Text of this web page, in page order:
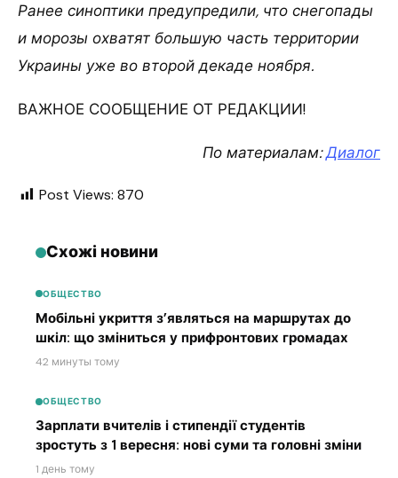
Ранее синоптики предупредили, что снегопады
и морозы охватят большую часть территории
Украины уже во второй декаде ноября.
ВАЖНОЕ СООБЩЕНИЕ ОТ РЕДАКЦИИ!
По материалам:Диалог
Post Views: 870
Схожі новини
ОБЩЕСТВО
Мобільні укриття з’являться на маршрутах до
шкіл: що зміниться у прифронтових громадах
42 минуты тому
ОБЩЕСТВО
Зарплати вчителів і стипендії студентів
зростуть з 1 вересня: нові суми та головні зміни
1 день тому